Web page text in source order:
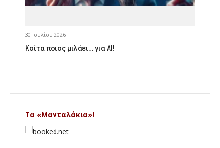
30 Ιουλίου 2026
Κοίτα ποιος μιλάει… για AI!
Τα «Μανταλάκια»!